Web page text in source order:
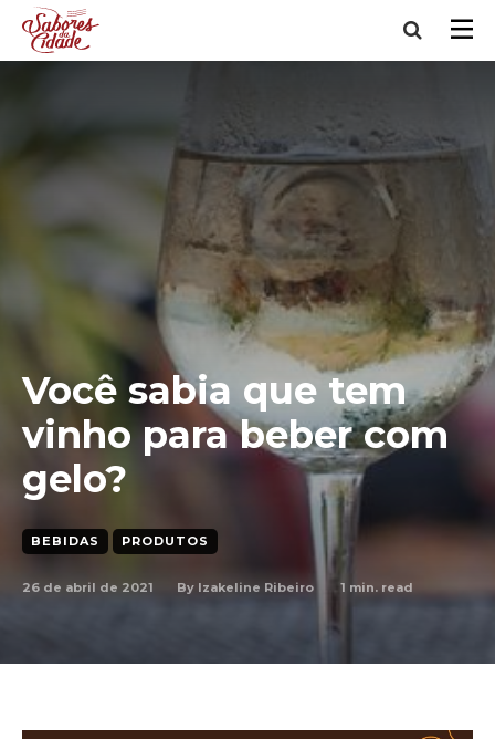
Você sabia que tem
vinho para beber com
gelo?
BEBIDAS PRODUTOS
26 de abril de 2021 By Izakeline Ribeiro 1 min. read